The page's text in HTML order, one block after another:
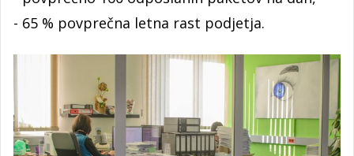
- 65 % povprečna letna rast podjetja.